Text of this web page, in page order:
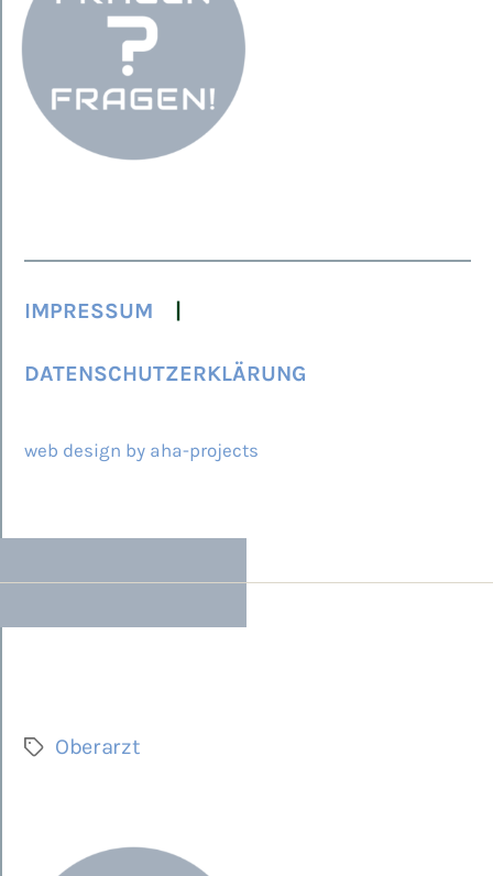
IMPRESSUM
DATENSCHUTZERKLÄRUNG
web design by aha-projects
Schlagwörter
Oberarzt